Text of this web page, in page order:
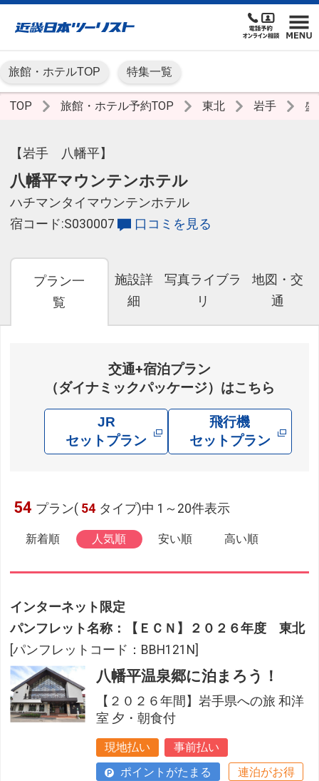
旅館・ホテルTOP 特集一覧
TOP 旅館・ホテル予約TOP 東北 岩手
【岩手 八幡平】
八幡平マウンテンホテル
ハチマンタイマウンテンホテル
宿コード:S030007
口コミを見る
プラン一
覧
施設詳
細
写真ライブラ
リ
地図・交
通
交通+宿泊プラン
（ダイナミックパッケージ）はこちら
JR
セットプラン
飛行機
セットプラン
54 プラン( 54 タイプ)中 1～20件表示
新着順 人気順 安い順 高い順
インターネット限定
パンフレット名称：【ＥＣＮ】２０２６年度 東北
[パンフレットコード：BBH121N]
八幡平温泉郷に泊まろう！
【２０２６年間】岩手県への旅 和洋
室 夕・朝食付
現地払い
事前払い
ポイントがたまる
連泊がお得